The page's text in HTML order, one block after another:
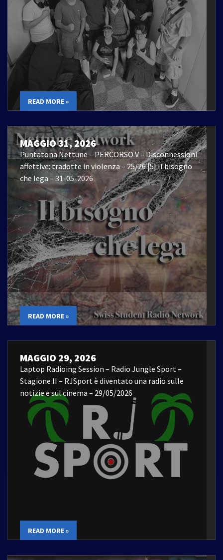
READ MORE »
MAGGIO 31, 2026
Puntatona Nettune – PERCORSO V – Disconnessioni
affettive: tradotte in violenza – 25/26 |5| Il bisogno
che lega – 31-05-2026
READ MORE »
MAGGIO 29, 2026
Laptop Radioing Session – Radio Jungle Sport –
Stagione II – RJSport è diventato una radio sulle
notizie e sul cinema – 29/05/2026
READ MORE »